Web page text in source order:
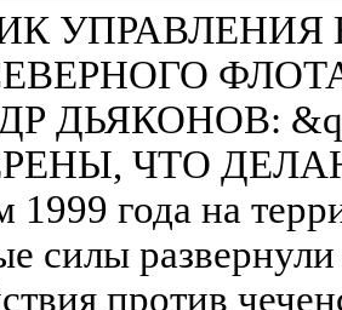
УПРАВЛЕНИЯ
ДЬЯКОНОВ:
ЧТО
1999 года на
силы
против